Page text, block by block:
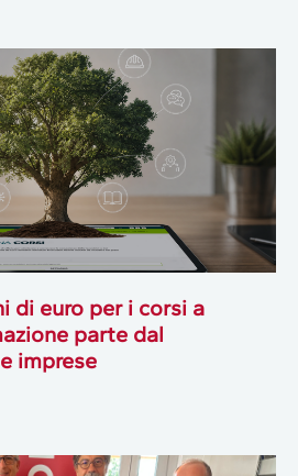
di euro per i corsi a
parte dal
imprese